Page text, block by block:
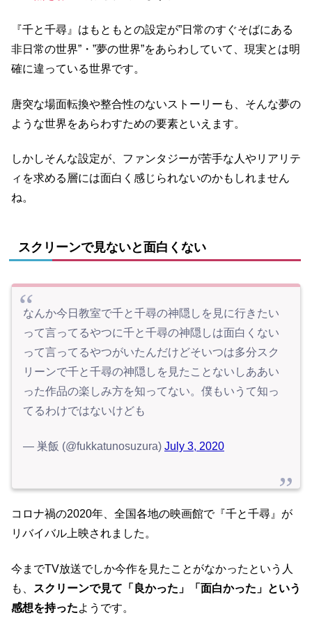
『千と千尋』はもともとの設定が”日常のすぐそばにある
非日常の世界”・”夢の世界”をあらわしていて、現実とは明
確に違っている世界です。
唐突な場面転換や整合性のないストーリーも、そんな夢の
ような世界をあらわすための要素といえます。
しかしそんな設定が、ファンタジーが苦手な人やリアリテ
ィを求める層には面白く感じられないのかもしれません
ね。
スクリーンで見ないと面白くない
なんか今日教室で千と千尋の神隠しを見に行きたい
って言ってるやつに千と千尋の神隠しは面白くない
って言ってるやつがいたんだけどそいつは多分スク
リーンで千と千尋の神隠しを見たことないしああい
った作品の楽しみ方を知ってない。僕もいうて知っ
てるわけではないけども
— 巣飯 (@fukkatunosuzura) July 3, 2020
コロナ禍の2020年、全国各地の映画館で『千と千尋』が
リバイバル上映されました。
今までTV放送でしか今作を見たことがなかったという人
も、
スクリーンで見て「良かった」「面白かった」という
感想を持ったようです。